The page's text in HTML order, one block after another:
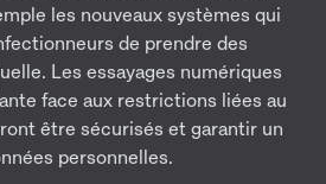
les nouveaux systèmes qui
de prendre des
Les essayages numériques
face aux restrictions liées au
être sécurisés et garantir un
personnelles.